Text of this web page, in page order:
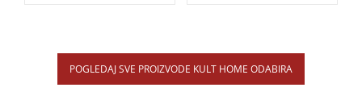
POGLEDAJ SVE PROIZVODE KULT HOME ODABIRA